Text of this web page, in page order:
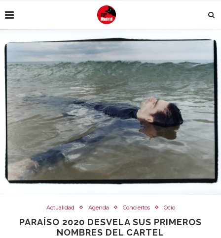
Actualidad Agenda Conciertos Ocio
PARAÍSO 2020 DESVELA SUS PRIMEROS
NOMBRES DEL CARTEL